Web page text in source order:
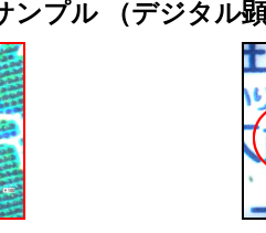
ンプル （デジタル